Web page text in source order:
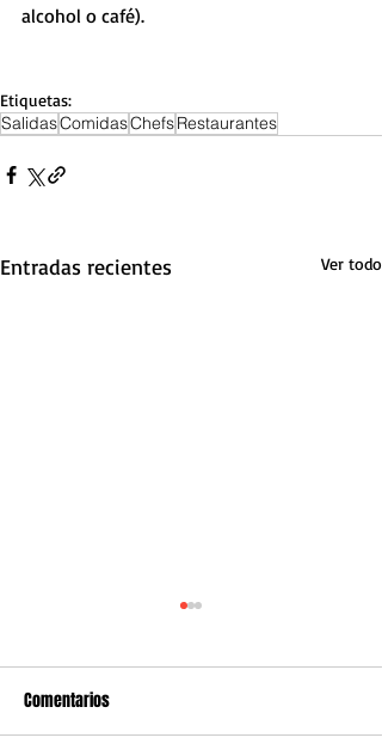
alcohol o café).
Etiquetas:
SalidasComidasChefsRestaurantes
Entradas recientes Ver todo
Comentarios